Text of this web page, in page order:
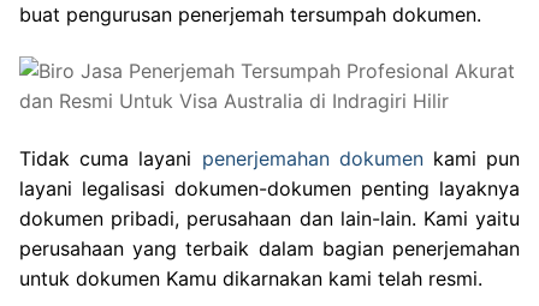
buat pengurusan penerjemah tersumpah dokumen.
Tidak cuma layani penerjemahan dokumenkami pun
layani legalisasi dokumen-dokumen penting layaknya
dokumen pribadi, perusahaan dan lain-lain. Kami yaitu
perusahaan yang terbaik dalam bagian penerjemahan
untuk dokumen Kamu dikarnakan kami telah resmi.